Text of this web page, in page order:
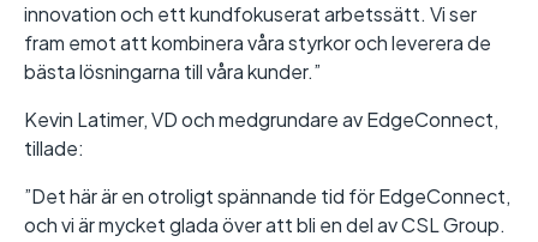
innovation och ett kundfokuserat arbetssätt. Vi ser
fram emot att kombinera våra styrkor och leverera de
bästa lösningarna till våra kunder.”
Kevin Latimer, VD och medgrundare av EdgeConnect,
tillade:
”Det här är en otroligt spännande tid för EdgeConnect,
och vi är mycket glada över att bli en del av CSL Group.